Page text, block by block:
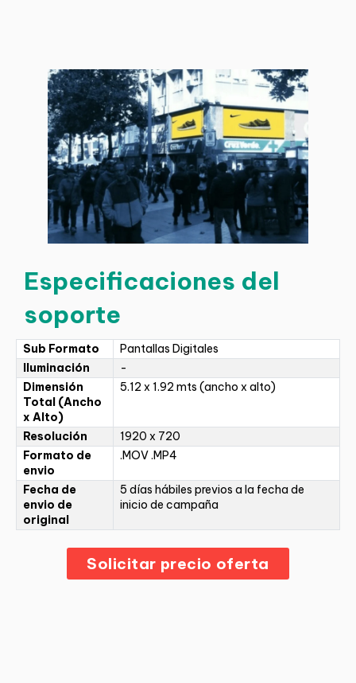
Especificaciones del
soporte
Sub Formato
Pantallas Digitales
Iluminación
-
Dimensión
Total (Ancho
x Alto)
5.12 x 1.92 mts (ancho x alto)
Resolución
1920 x 720
Formato de
envio
.MOV .MP4
Fecha de
envio de
original
5 días hábiles previos a la fecha de
inicio de campaña
Solicitar precio oferta